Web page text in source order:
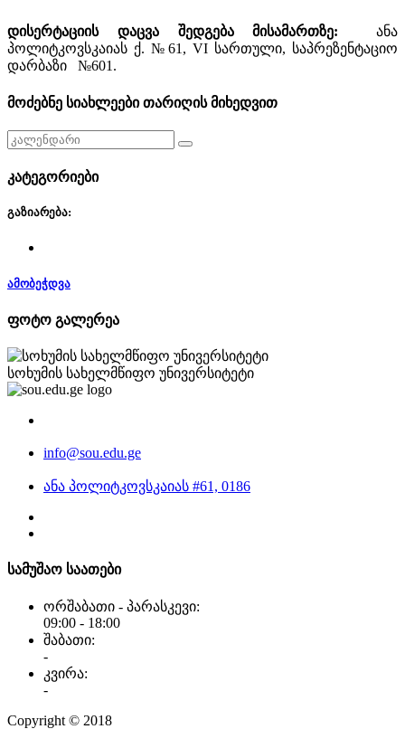
დისერტაციის დაცვა შედგება მისამართზე:
ანა
პოლიტკოვსკაიას ქ. №61, VI სართული, საპრეზენტაციო
დარბაზი №601 .
მოძებნე სიახლეები თარიღის მიხედვით
კატეგორიები
გაზიარება:
ამობეჭდვა
ფოტო გალერეა
სოხუმის სახელმწიფო უნივერსიტეტი
info@sou.edu.ge
ანა პოლიტკოვსკაიას #61, 0186
სამუშაო საათები
ორშაბათი - პარასკევი:
09:00 - 18:00
შაბათი:
-
კვირა:
-
Copyright © 2018